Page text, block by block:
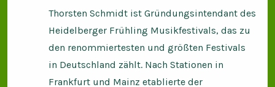
Thorsten Schmidt ist Gründungsintendant des
Heidelberger Frühling Musikfestivals, das zu
den renommiertesten und größten Festivals
in Deutschland zählt. Nach Stationen in
Frankfurt und Mainz etablierte der